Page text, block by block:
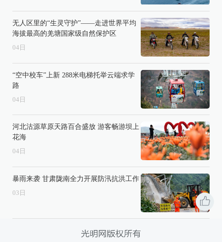
无人区里的“生灵守护”——走进世界平均
海拔最高的羌塘国家级自然保护区
04 日
“空中校车”上新 288米电梯托举云端求学
路
04 日
河北沽源草原天路百合盛放 游客畅游坝上
花海
04 日
暴雨来袭 甘肃陇南全力开展防汛抗洪工作
03 日